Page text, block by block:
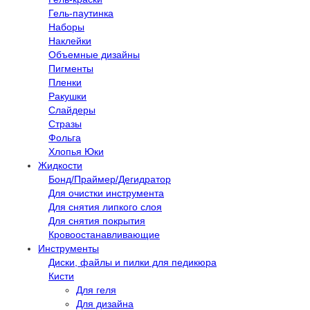
Гель-паутинка
Наборы
Наклейки
Объемные дизайны
Пигменты
Пленки
Ракушки
Слайдеры
Стразы
Фольга
Хлопья Юки
Жидкости
Бонд/Праймер/Дегидратор
Для очистки инструмента
Для снятия липкого слоя
Для снятия покрытия
Кровоостанавливающие
Инструменты
Диски, файлы и пилки для педикюра
Кисти
Для геля
Для дизайна